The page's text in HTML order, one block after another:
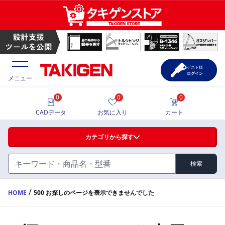
ハンドル・取手・つまみ・周辺機器
FA・A
蝶番・ステー・周辺機器
価格一覧
製品カタログ
メニュー
カテゴリから探す
検索
0
CADデータ
0
お気に入り
0
カート
ゲスト様
ログイン
HOME / 500 お探しのページを表示できませんでした